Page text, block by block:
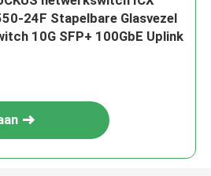
24F Stapelbare Glasvezel
10G SFP+ 100GbE Uplink